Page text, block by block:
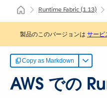
Runtime Fabric(1.13)
製品のこのバージョンは サービ
Copy as Markdown
AWS での